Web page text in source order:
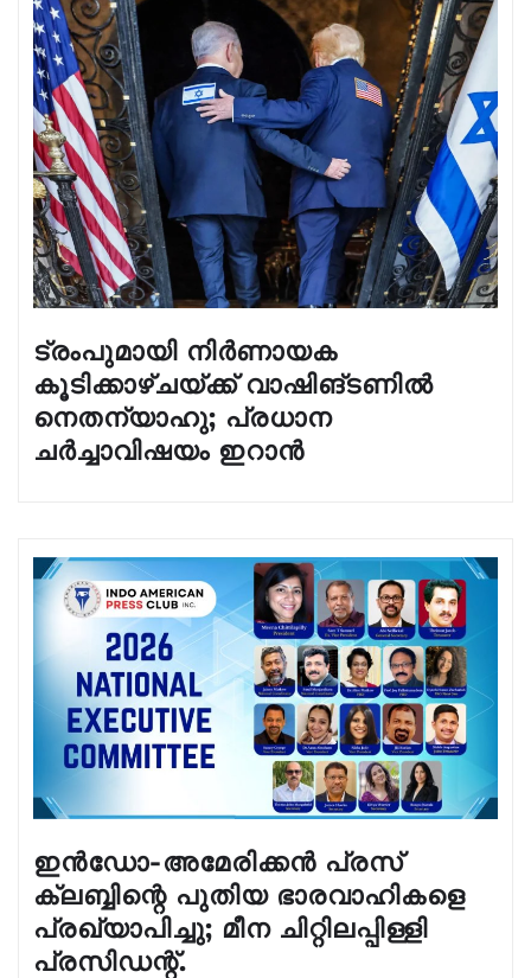
ട്രംപുമായി നിർണായക
കൂടിക്കാഴ്ചയ്ക്ക് വാഷിങ്ടണിൽ
നെതന്യാഹു; പ്രധാന
ചർച്ചാവിഷയം ഇറാൻ
ഇൻഡോ-അമേരിക്കൻ പ്രസ്
ക്ലബ്ബിന്റെ പുതിയ ഭാരവാഹികളെ
പ്രഖ്യാപിച്ചു; മീന ചിറ്റിലപ്പിള്ളി
പ്രസിഡന്റ്.